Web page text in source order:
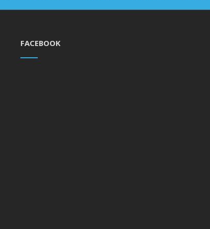
FACEBOOK